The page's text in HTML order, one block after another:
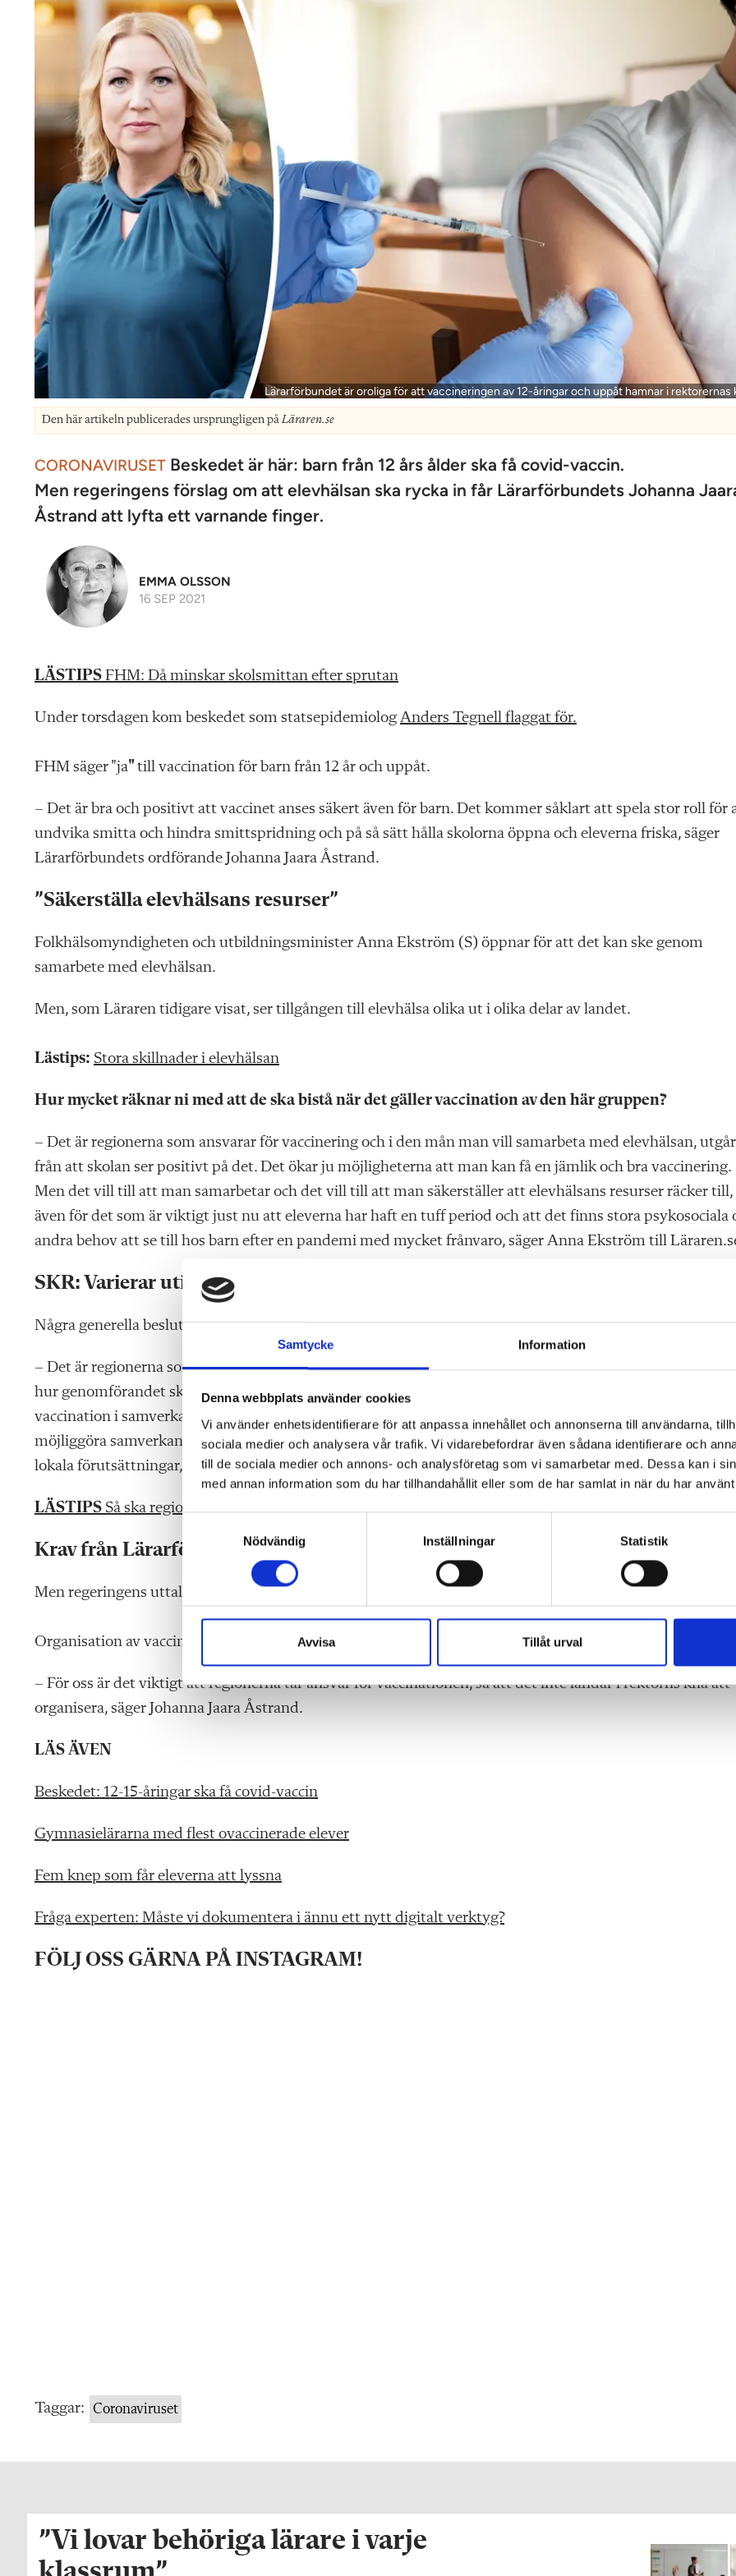
Samtycke Information
Denna webbplats använder cookies
Vi använder enhetsidentifierare för att anpassa innehållet och annonserna till användarna,
sociala medier och analysera vår trafik. Vi vidarebefordrar även sådana identifierare och
till de sociala medier och annons- och analysföretag som vi samarbetar med. Dessa kan i
med annan information som du har tillhandahållit eller som de har samlat in när du har
a
y
k
s
Nödvändig Inställningar Statistik
Avvisa Tillåt urval
Lärarförbundet är oroliga för att vaccineringen av 12-åringar och uppåt hamnar i rektorernas
Den här artikeln publicerades ursprungligen påLäraren.se
CORONAVIRUSET Beskedet är här: barn från 12 års ålder ska få covid-vaccin.
Men regeringens förslag om att elevhälsan ska rycka in får Lärarförbundets Johanna
Åstrand att lyfta ett varnande finger.
EMMA OLSSON
16 SEP 2021
LÄSTIPS FHM: Då minskar skolsmittan efter sprutan
Under torsdagen kom beskedet som statsepidemiolog Anders Tegnell flaggat för.
FHM säger "ja" till vaccination för barn från 12 år och uppåt.
– Det är bra och positivt att vaccinet anses säkert även för barn. Det kommer såklart att spela stor roll för
undvika smitta och hindra smittspridning och på så sätt hålla skolorna öppna och eleverna friska, säger
Lärarförbundets ordförande Johanna Jaara Åstrand.
”Säkerställa elevhälsans resurser”
Folkhälsomyndigheten och utbildningsminister Anna Ekström (S) öppnar för att det kan ske genom
samarbete med elevhälsan.
Men, som Läraren tidigare visat, ser tillgången till elevhälsa olika ut i olika delar av landet.
Lästips: Stora skillnader i elevhälsan
Hur mycket räknar ni med att de ska bistå när det gäller vaccination av den här gruppen?
– Det är regionerna som ansvarar för vaccinering och i den mån man vill samarbeta med elevhälsan,
från att skolan ser positivt på det. Det ökar ju möjligheterna att man kan få en jämlik och bra vaccinering.
Men det vill till att man samarbetar och det vill till att man säkerställer att elevhälsans resurser räcker till,
även för det som är viktigt just nu att eleverna har haft en tuff period och att det finns stora psykosociala
andra behov att se till hos barn efter en pandemi med mycket frånvaro, säger Anna Ekström till
SKR: Varierar utifrån förutsättningar
Några generella beslut om skolans roll i vaccinationen finns inte.
– Det är regionerna som ansvarar för vaccinationsarbetet även för denna grupp och man kommer att
hur genomförandet ska gå till regionalt. Vårt intryck är att regionerna delar myndighetens bild att
vaccination i samverkan med skolan är effektiv och runt om i landet har dialog redan inletts för att
möjliggöra samverkan. När vaccination genomförs i samverkan kommer elevhälsans roll variera utifrån
lokala förutsättningar, säger Emma Spak, sektionschef på SKR.
LÄSTIPS Så ska regionerna få fler ungdomar att vaccinera sig
Krav från Lärarförbundet
Men regeringens uttalande om att koppla in elevhälsan, gör att Lärarförbundet ställer krav.
Organisation av vaccinationen får inte bli ytterligare en uppgift för redan hårt pandemibelastade skolor.
– För oss är det viktigt att regionerna tar ansvar för vaccinationen, så att det inte landar i rektorns knä att
organisera, säger Johanna Jaara Åstrand.
LÄS ÄVEN
Beskedet: 12-15-åringar ska få covid-vaccin
Gymnasielärarna med flest ovaccinerade elever
Fem knep som får eleverna att lyssna
Fråga experten: Måste vi dokumentera i ännu ett nytt digitalt verktyg?
FÖLJ OSS GÄRNA PÅ INSTAGRAM!
Taggar: Coronaviruset
”Vi lovar behöriga lärare i varje